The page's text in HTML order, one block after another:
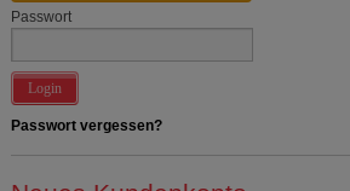
Passwort
Login
Passwort vergessen?